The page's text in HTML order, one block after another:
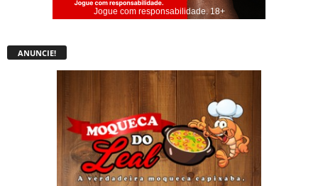
Jogue com responsabilidade. 18+
ANUNCIE!